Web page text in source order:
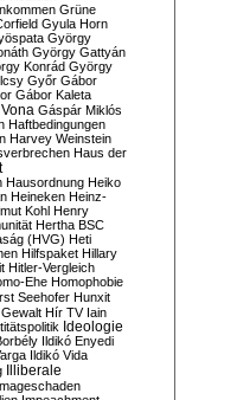
Grüne
Gyula Horn
György
György Gattyán
Konrád György
Győr Gábor
Gábor Kaleta
Gáspár Miklós
Haftbedingungen
Harvey Weinstein
Haus der
Hausordnung Heiko
Heineken Heinz-
Kohl Henry
Hertha BSC
(HVG) Heti
Hilfspaket Hillary
Hitler-Vergleich
Ehe Homophobie
Seehofer Hunxit
Hír TV Iain
Ideologie
Ildikó Enyedi
Ildikó Vida
Illiberale